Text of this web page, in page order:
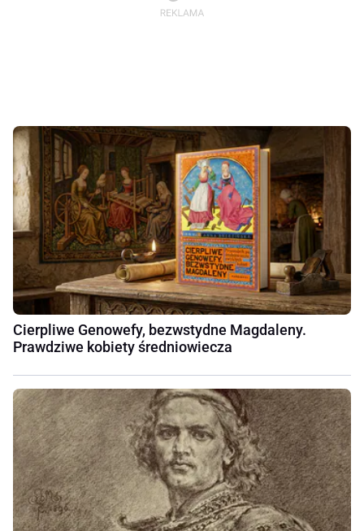
Cierpliwe Genowefy, bezwstydne Magdaleny.
Prawdziwe kobiety średniowiecza